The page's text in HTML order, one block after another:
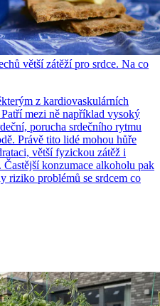
větší zátěží pro srdce. Na co
z kardiovaskulárních
mezi ně například vysoký
porucha srdečního rytmu
Právě tito lidé mohou hůře
větší fyzickou zátěž i
konzumace alkoholu pak
riziko problémů se srdcem co